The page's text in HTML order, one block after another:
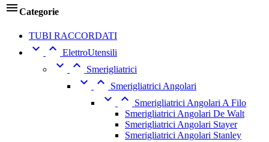
Categorie
TUBI RACCORDATI
  ElettroUtensili
  Smerigliatrici
  Smerigliatrici Angolari
 
Smerigliatrici Angolari A Filo
Smerigliatrici Angolari De Walt
Smerigliatrici Angolari Stayer
Smerigliatrici Angolari Stanley